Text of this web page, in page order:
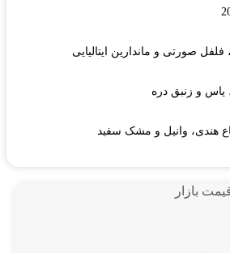
فلفل صورتی و ماندارین ایتالیایی
یاس و زنبق دره
هندی، وانیل و مشک سفید
بازار